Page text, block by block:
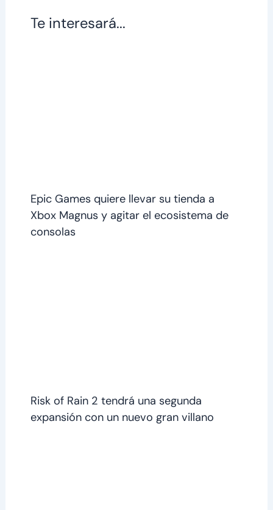
Te interesará...
Epic Games quiere llevar su tienda a
Xbox Magnus y agitar el ecosistema de
consolas
Risk of Rain 2 tendrá una segunda
expansión con un nuevo gran villano